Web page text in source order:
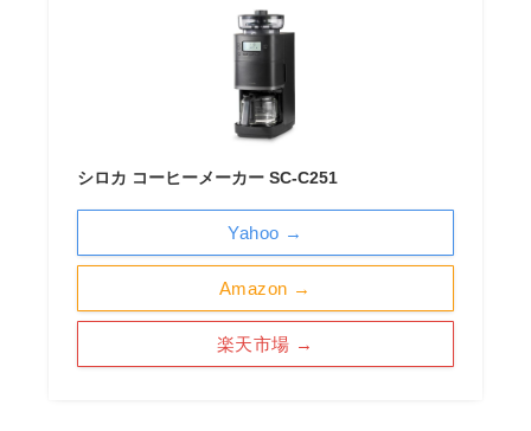
シロカ コーヒーメーカー SC-C251
Amazon →
楽天市場 →
Yahoo →